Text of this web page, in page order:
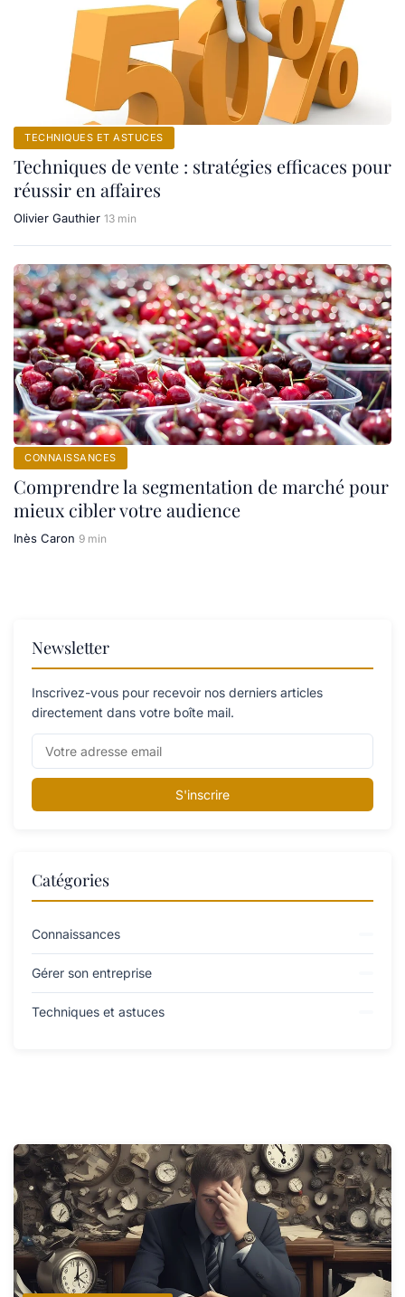
TECHNIQUES ET ASTUCES
Techniques de vente : stratégies efficaces pour
réussir en affaires
Olivier Gauthier 13 min
CONNAISSANCES
Comprendre la segmentation de marché pour
mieux cibler votre audience
Inès Caron 9 min
Newsletter
Inscrivez-vous pour recevoir nos derniers articles
directement dans votre boîte mail.
S'inscrire
Catégories
Connaissances
Gérer son entreprise
Techniques et astuces